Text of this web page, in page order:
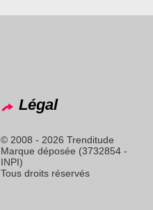
Légal
© 2008 - 2026 Trenditude
Marque déposée (3732854 -
INPI)
Tous droits réservés